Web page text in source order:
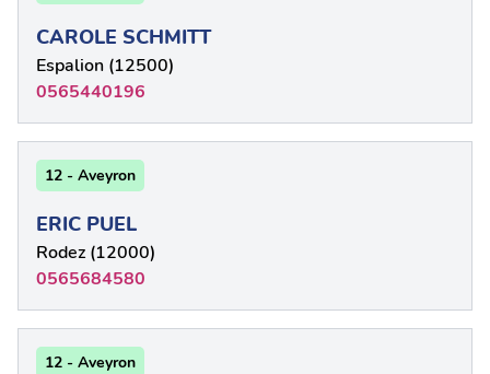
CAROLE SCHMITT
Espalion (12500)
0565440196
12 - Aveyron
ERIC PUEL
Rodez (12000)
0565684580
12 - Aveyron